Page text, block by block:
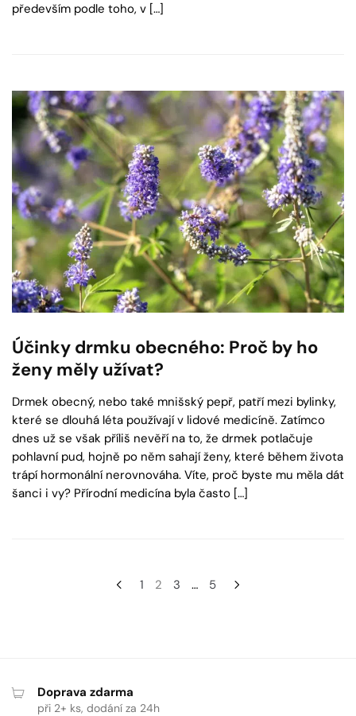
především podle toho, v […]
Účinky drmku obecného: Proč by ho
ženy měly užívat?
Drmek obecný, nebo také mnišský pepř, patří mezi bylinky,
které se dlouhá léta používají v lidové medicíně. Zatímco
dnes už se však příliš nevěří na to, že drmek potlačuje
pohlavní pud, hojně po něm sahají ženy, které během života
trápí hormonální nerovnováha. Víte, proč byste mu měla dát
šanci i vy? Přírodní medicína byla často […]
Navigace
1 2 3 … 5
Doprava zdarma
při 2+ ks, dodání za 24h